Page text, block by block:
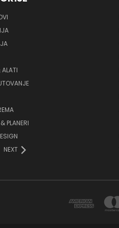
PLANERI
NEXT